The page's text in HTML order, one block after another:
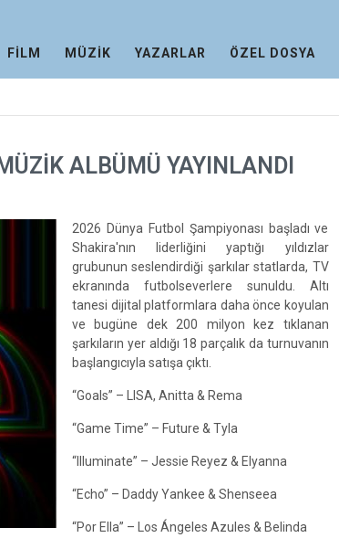
FİLM MÜZİK YAZARLAR ÖZEL DOSYA
ALBÜMÜ YAYINLANDI
2026 Dünya Futbol Şampiyonası başladı ve
Shakira'nın liderliğini yaptığı yıldızlar
grubunun seslendirdiği şarkılar statlarda, TV
ekranında futbolseverlere sunuldu. Altı
tanesi dijital platformlara daha önce koyulan
ve bugüne dek 200 milyon kez tıklanan
şarkıların yer aldığı 18 parçalık da turnuvanın
başlangıcıyla satışa çıktı.
“Goals” – LISA, Anitta & Rema
“Game Time” – Future & Tyla
“Illuminate” – Jessie Reyez & Elyanna
“Echo” – Daddy Yankee & Shenseea
“Por Ella” – Los Ángeles Azules & Belinda